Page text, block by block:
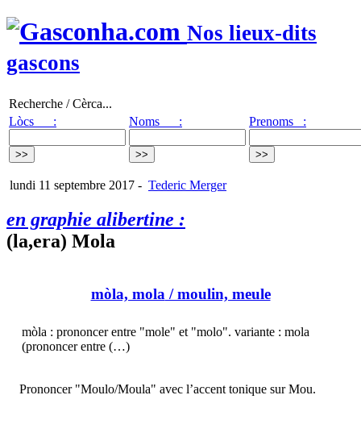
Nos lieux-dits
gascons
Recherche / Cèrca...
Lòcs :
Noms : Prenoms :
lundi 11 septembre 2017 - Tederic Merger
en graphie alibertine :
(la,era) Mola
mòla, mola/ moulin, meule
mòla : prononcer entre "mole" et "molo". variante : mola
(prononcer entre (…)
Prononcer "Moulo/Moula" avec l’accent tonique sur Mou.